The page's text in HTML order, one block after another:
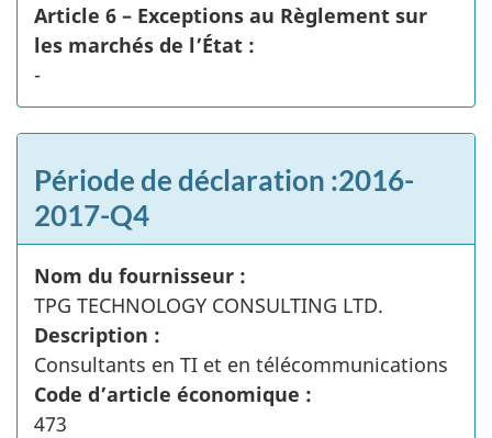
Article 6 – Exceptions au Règlement sur
les marchés de l’État :
-
Période de déclaration :2016-
2017-Q4
Nom du fournisseur :
TPG TECHNOLOGY CONSULTING LTD.
Description :
Consultants en TI et en télécommunications
Code d’article économique :
473